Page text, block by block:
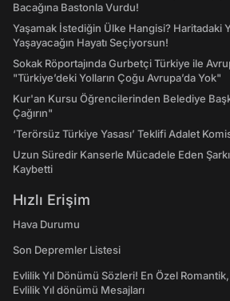
Bacağına Bastonla Vurdu!
Yaşamak İstediğin Ülke Hangisi? Haritadaki
Yaşayacağın Hayatı Seçiyorsun!
Sokak Röportajında Gurbetçi Türkiye ile
"Türkiye’deki Yolların Çoğu Avrupa’da Yok"
Kur'an Kursu Öğrencilerinden Belediye
Çağırın"
‘Terörsüz Türkiye Yasası’ Teklifi Adalet
Uzun Süredir Kanserle Mücadele Eden
Kaybetti
Hızlı Erişim
Hava Durumu
Son Depremler Listesi
Evlilik Yıl Dönümü Sözleri! En Özel
Evlilik Yıl dönümü Mesajları